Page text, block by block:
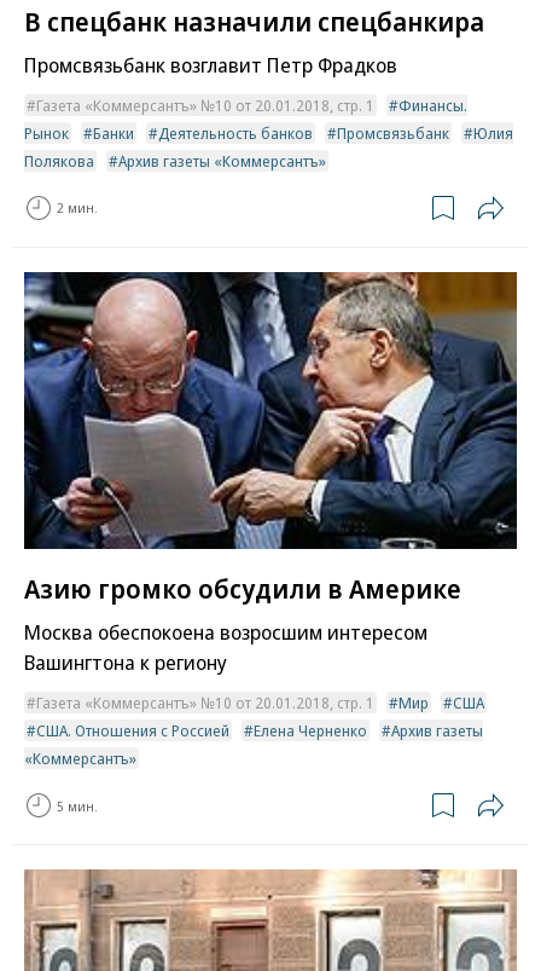
В спецбанк назначили спецбанкира
Промсвязьбанк возглавит Петр Фрадков
Газета «Коммерсантъ» №10 от 20.01.2018, стр. 1
Финансы.
Рынок
Банки Деятельность банков Промсвязьбанк
Юлия
Полякова
Архив газеты «Коммерсантъ»
2 мин.
Азию громко обсудили в Америке
Москва обеспокоена возросшим интересом
Вашингтона к региону
Газета «Коммерсантъ» №10 от 20.01.2018, стр. 1 Мир
США
США. Отношения с Россией
Елена Черненко
Архив газеты
«Коммерсантъ»
5 мин.